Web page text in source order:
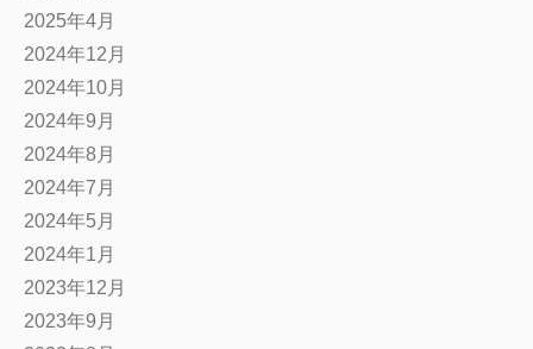
2025年4月
2024年12月
2024年10月
2024年9月
2024年8月
2024年7月
2024年5月
2024年1月
2023年12月
2023年9月